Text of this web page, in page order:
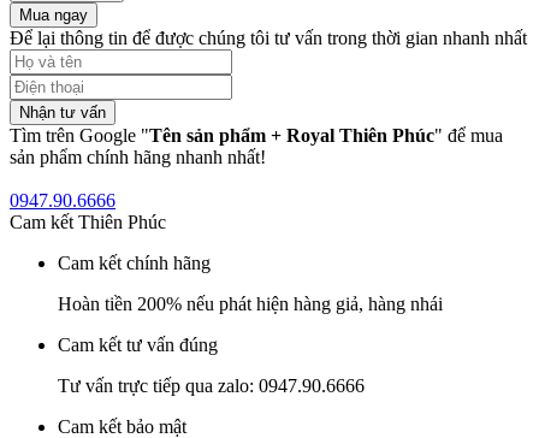
Mua ngay
Để lại thông tin để được chúng tôi tư vấn trong thời gian nhanh nhất
Nhận tư vấn
Tìm trên Google "Tên sản phẩm + Royal Thiên Phúc" để mua
sản phẩm chính hãng nhanh nhất!
0947.90.6666
Cam kết Thiên Phúc
Cam kết chính hãng
Hoàn tiền 200% nếu phát hiện hàng giả, hàng nhái
Cam kết tư vấn đúng
Tư vấn trực tiếp qua zalo: 0947.90.6666
Cam kết bảo mật